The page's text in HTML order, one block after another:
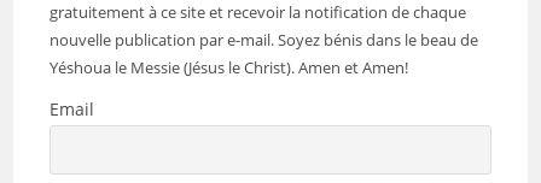
gratuitement à ce site et recevoir la notification de chaque
nouvelle publication par e-mail. Soyez bénis dans le beau de
Yéshoua le Messie (Jésus le Christ). Amen et Amen!
Email